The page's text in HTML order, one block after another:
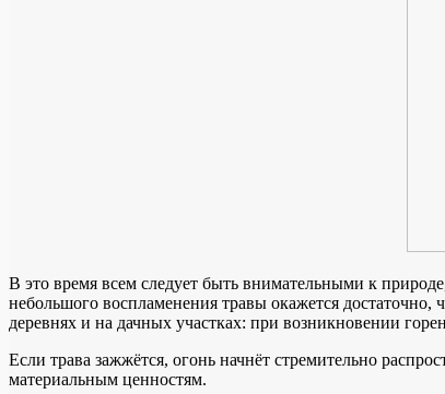
В это время всем следует быть внимательными к
небольшого воспламенения травы окажется
деревнях и на дачных участках: при возникновении
Если трава зажжётся, огонь начнёт стремительно
материальным ценностям.